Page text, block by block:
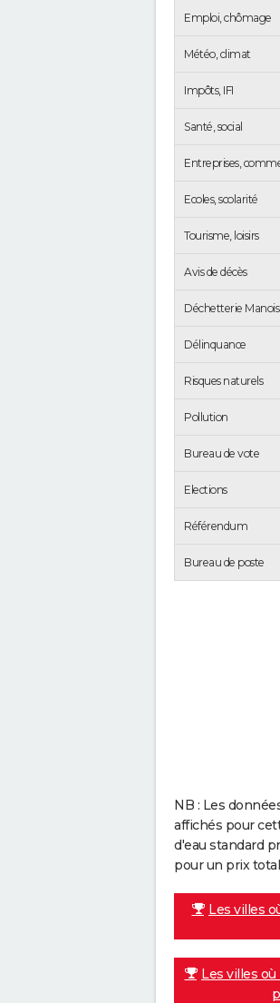
Emploi, chômage
Météo, climat
Impôts, IFI
Santé, social
Entreprises,
Ecoles, scolarité
Tourisme, loisirs
Avis de décès
Déchetterie Manois
Délinquance
Risques naturels
Pollution
Bureau de vote
Elections
Référendum
Bureau de poste
NB : Les
affichés pour
d'eau standard
pour un prix
Les villes
Les villes